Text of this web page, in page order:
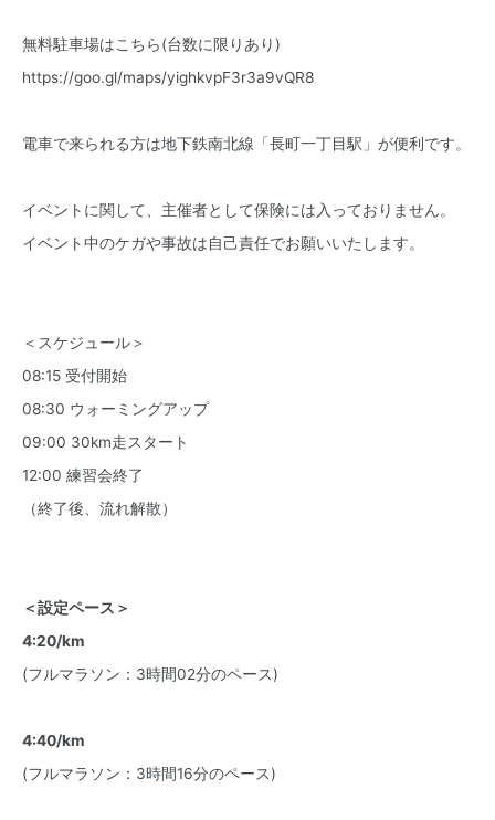
無料駐車場はこちら(台数に限りあり)
https://goo.gl/maps/yighkvpF3r3a9vQR8
電車で来られる方は地下鉄南北線「長町一丁目駅」が便利です。
イベントに関して、主催者として保険には入っておりません。
イベント中のケガや事故は自己責任でお願いいたします。
＜スケジュール＞
08:15 受付開始
08:30 ウォーミングアップ
09:00 30km走スタート
12:00 練習会終了
（終了後、流れ解散）
＜設定ペース＞
4:20/km
(フルマラソン：3時間02分のペース)
4:40/km
(フルマラソン：3時間16分のペース)